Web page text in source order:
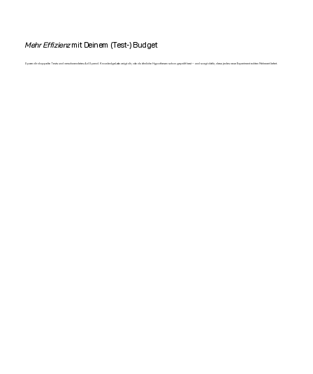
Mehr Effizienzmit Deinem (Test-) Budget
Spare dir doppelte Tests und verschwendetes AdSpend. KnowledgeLab zeigt dir, ob du ähnliche Hypothesen schon geprüft hast – und sorgt dafür, dass jedes neue Experiment echten Mehrwert liefert.